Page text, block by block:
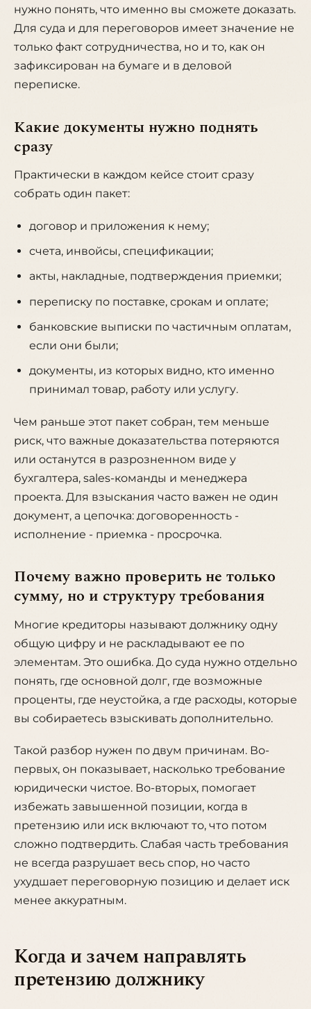
нужно понять, что именно вы сможете доказать.
Для суда и для переговоров имеет значение не
только факт сотрудничества, но и то, как он
зафиксирован на бумаге и в деловой
переписке.
Какие документы нужно поднять
сразу
Практически в каждом кейсе стоит сразу
собрать один пакет:
договор и приложения к нему;
счета, инвойсы, спецификации;
акты, накладные, подтверждения приемки;
переписку по поставке, срокам и оплате;
банковские выписки по частичным оплатам,
если они были;
документы, из которых видно, кто именно
принимал товар, работу или услугу.
Чем раньше этот пакет собран, тем меньше
риск, что важные доказательства потеряются
или останутся в разрозненном виде у
бухгалтера, sales-команды и менеджера
проекта. Для взыскания часто важен не один
документ, а цепочка: договоренность -
исполнение - приемка - просрочка.
Почему важно проверить не только
сумму, но и структуру требования
Многие кредиторы называют должнику одну
общую цифру и не раскладывают ее по
элементам. Это ошибка. До суда нужно отдельно
понять, где основной долг, где возможные
проценты, где неустойка, а где расходы, которые
вы собираетесь взыскивать дополнительно.
Такой разбор нужен по двум причинам. Во-
первых, он показывает, насколько требование
юридически чистое. Во-вторых, помогает
избежать завышенной позиции, когда в
претензию или иск включают то, что потом
сложно подтвердить. Слабая часть требования
не всегда разрушает весь спор, но часто
ухудшает переговорную позицию и делает иск
менее аккуратным.
Когда и зачем направлять
претензию должнику